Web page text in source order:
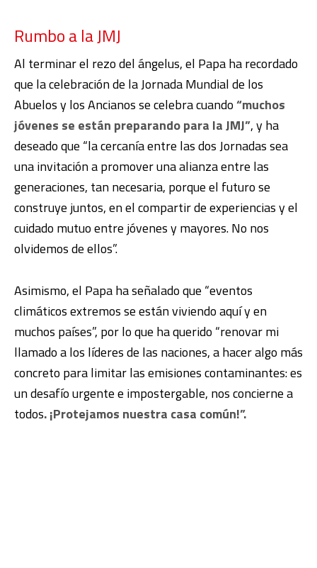
Rumbo a la JMJ
Al terminar el rezo del ángelus, el Papa ha recordado
que la celebración de la Jornada Mundial de los
Abuelos y los Ancianos se celebra cuando“muchos
jóvenes se están preparando para la JMJ”, y ha
deseado que “la cercanía entre las dos Jornadas sea
una invitación a promover una alianza entre las
generaciones, tan necesaria, porque el futuro se
construye juntos, en el compartir de experiencias y el
cuidado mutuo entre jóvenes y mayores. No nos
olvidemos de ellos”.
Asimismo, el Papa ha señalado que “eventos
climáticos extremos se están viviendo aquí y en
muchos países”, por lo que ha querido “renovar mi
llamado a los líderes de las naciones, a hacer algo más
concreto para limitar las emisiones contaminantes: es
un desafío urgente e impostergable, nos concierne a
todos. ¡Protejamos nuestra casa común!”.